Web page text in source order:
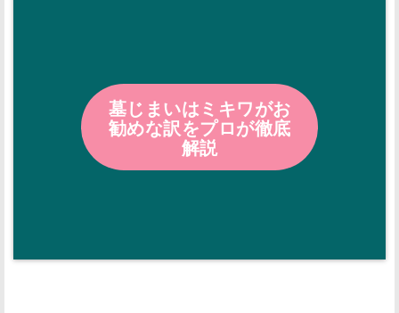
墓じまいはミキワがお
勧めな訳をプロが徹底
解説